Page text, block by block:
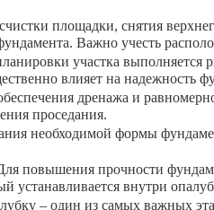
площадки, снятия
Важно учесть
участка выполняется
влияет на надежность
дренажа и
проседания.
необходимой формы
повышения прочности
устанавливается внутри
– один из самых важных